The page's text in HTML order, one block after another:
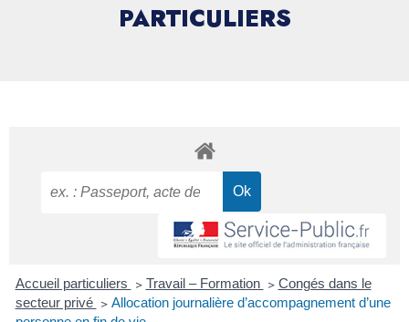
PARTICULIERS
Accueil particuliers > Travail – Formation > Congés dans le
secteur privé > Allocation journalière d’accompagnement d’une